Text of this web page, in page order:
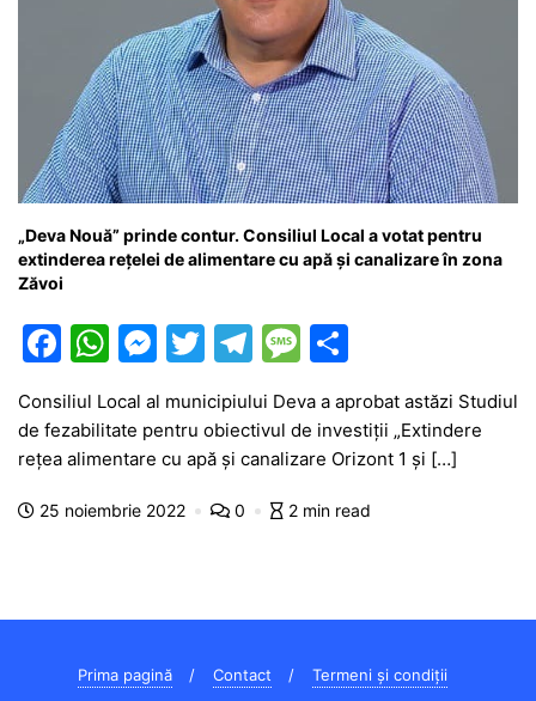
„Deva Nouă” prinde contur. Consiliul Local a votat pentru
extinderea rețelei de alimentare cu apă și canalizare în zona
Zăvoi
F
a
c
e
b
k
W
at
s
A
M
s
s
e
er
T
w
itt
er
T
el
e
gr
a
m
M
s
s
a
ta
je
a
Consiliul Local al municipiului Deva a aprobat astăzi Studiul
de fezabilitate pentru obiectivul de investiții „Extindere
rețea alimentare cu apă și canalizare Orizont 1 și […]
25 noiembrie 2022 0 2 min read
Prima pagină Contact Termeni și condiții